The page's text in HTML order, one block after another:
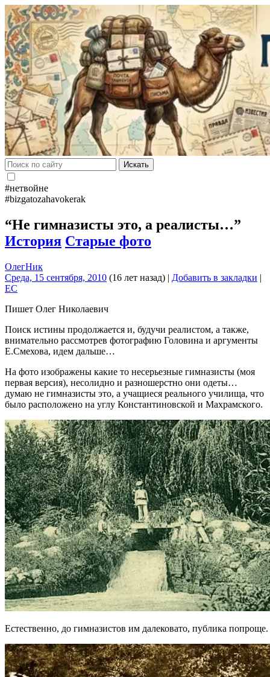
Искать
#нетвойне
#bizgatozahavokerak
“Не гимназисты это, а реалисты…”
История Старые фото
ОлегНик
Среда, 15 сентября, 2010 (16 лет назад) | Добавить в закладки |
EC
Пишет Олег Николаевич
Поиск истины продолжается и, будучи реалистом, а также,
внимательно рассмотрев фотографию Головина и аргументы
Е.Смехова, идем дальше…
На фото изображены какие то несерьезные гимназисты (моя
первая версия), несолидно и разношерстно они одеты…
думаю не гимназисты это, а учащиеся реального училища, что
было расположено на углу Константиновской и Махрамского.
Естественно, до гимназистов им далековато, публика попроще.